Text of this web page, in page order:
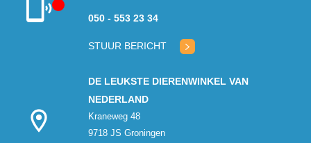
Klantenservice050 - 553 23 34
STUUR BERICHT
DE LEUKSTE DIERENWINKEL VAN
NEDERLAND
Kraneweg 48
9718 JS Groningen